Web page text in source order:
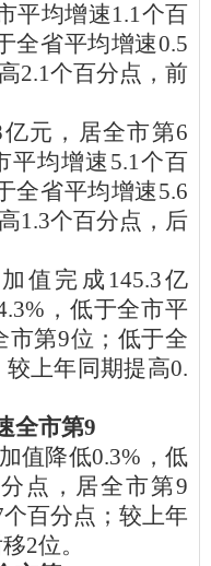
平均增速1.1个百
全省平均增速0.5
2.1个百分点，前
亿元，居全市第6
平均增速 5.1个百
全省平均增速5.6
1.3个百分点， 后
值完成 145.3亿
%，低于全市平
市第9位 ； 低于全
较上年同期提高0.
全市第9
值降低0.3%，低
点，居全市第9
个百分点；较上年
移2位。